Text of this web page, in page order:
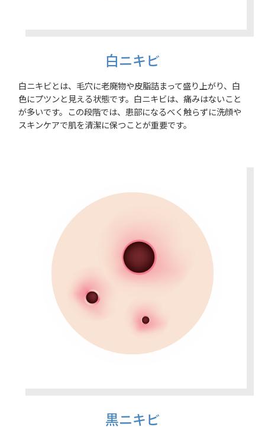
白ニキビ
白ニキビとは、毛穴に老廃物や皮脂詰まって盛り上がり、白
色にプツンと見える状態です。白ニキビは、痛みはないこと
が多いです。この段階では、患部になるべく触らずに洗顔や
スキンケアで肌を清潔に保つことが重要です。
黒ニキビ